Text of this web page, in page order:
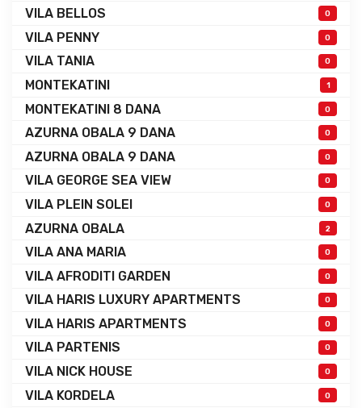
VILA BELLOS 0
VILA PENNY 0
VILA TANIA 0
MONTEKATINI 1
MONTEKATINI 8 DANA 0
AZURNA OBALA 9 DANA 0
AZURNA OBALA 9 DANA 0
VILA GEORGE SEA VIEW 0
VILA PLEIN SOLEI 0
AZURNA OBALA 2
VILA ANA MARIA 0
VILA AFRODITI GARDEN 0
VILA HARIS LUXURY APARTMENTS 0
VILA HARIS APARTMENTS 0
VILA PARTENIS 0
VILA NICK HOUSE 0
VILA KORDELA 0